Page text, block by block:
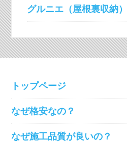
グルニエ（屋根裏収納）
トップページ
なぜ格安なの？
なぜ施工品質が良いの？